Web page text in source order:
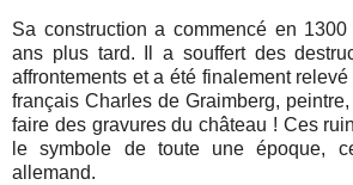
Sa construction a commencé en 1300
ans plus tard. Il a souffert des
affrontements et a été finalement
français Charles de Graimberg,
faire des gravures du château ! Ces
le symbole de toute une époque,
allemand.